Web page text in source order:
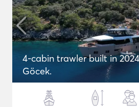
4-cabin trawler built in
Göcek.